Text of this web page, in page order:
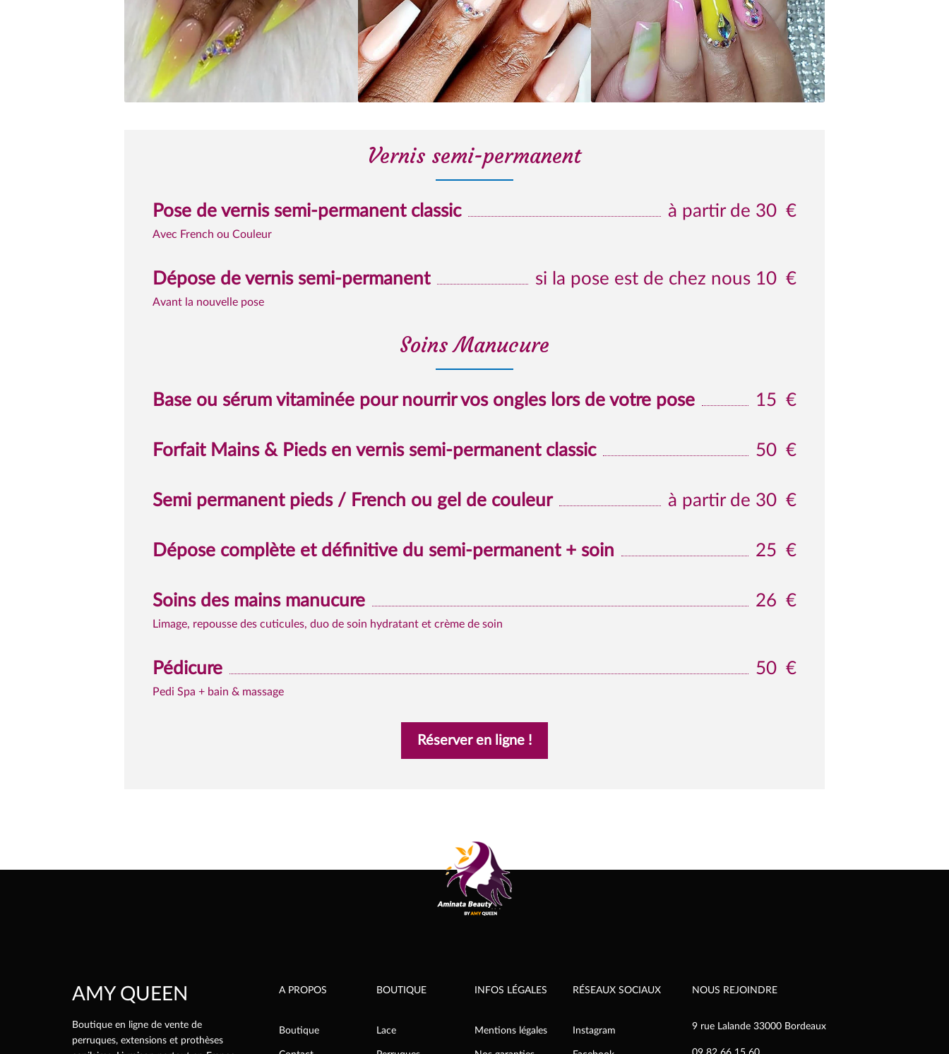
Vernis semi-permanent
Pose de vernis semi-permanent classic €
à partir de 30
Avec French ou Couleur
Dépose de vernis semi-permanent €
si la pose est de chez nous 10
Avant la nouvelle pose
Soins Manucure
Base ou sérum vitaminée pour nourrir vos ongles lors de votre pose €
15
Forfait Mains & Pieds en vernis semi-permanent classic €
50
Semi permanent pieds / French ou gel de couleur €
à partir de 30
Dépose complète et définitive du semi-permanent + soin €
25
Soins des mains manucure €
26
Limage, repousse des cuticules, duo de soin hydratant et crème de soin
Pédicure €
50
Pedi Spa + bain & massage
Réserver en ligne !
AMY QUEEN
Boutique en ligne de vente de
perruques, extensions et prothèses
A PROPOS
Boutique
BOUTIQUE
Lace
INFOS LÉGALES
Mentions légales
RÉSEAUX SOCIAUX
Instagram
NOUS REJOINDRE
9 rue Lalande 33000 Bordeaux